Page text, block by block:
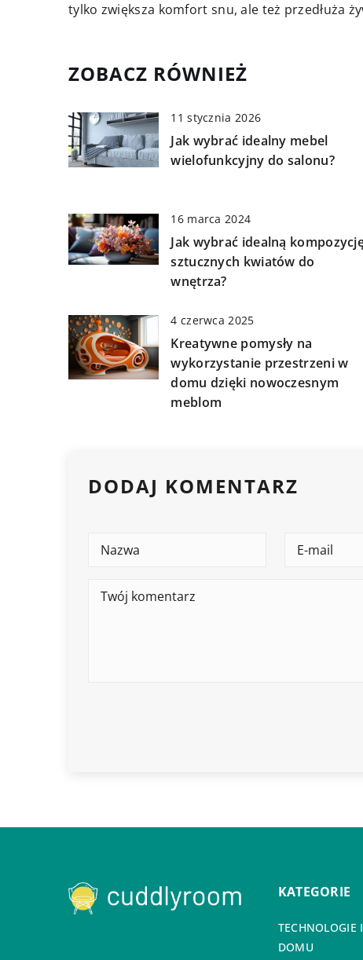
tylko zwiększa komfort snu, ale też przedłuża
ZOBACZ RÓWNIEŻ
11 stycznia 2026
Jak wybrać idealny mebel
wielofunkcyjny do salonu?
16 marca 2024
Jak wybrać idealną
sztucznych kwiatów do
wnętrza?
4 czerwca 2025
Kreatywne pomysły na
wykorzystanie przestrzeni w
domu dzięki nowoczesnym
meblom
DODAJ KOMENTARZ
KATEGORIE
TECHNOLOGIE
DOMU